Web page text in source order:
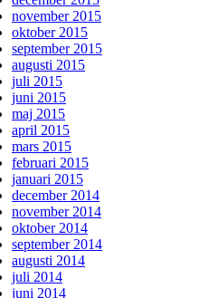
november 2015
oktober 2015
september 2015
augusti 2015
juli 2015
juni 2015
maj 2015
april 2015
mars 2015
februari 2015
januari 2015
december 2014
november 2014
oktober 2014
september 2014
augusti 2014
juli 2014
juni 2014